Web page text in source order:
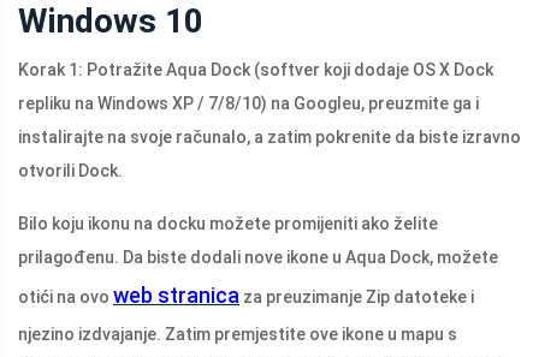
Windows 10
Korak 1: Potražite Aqua Dock (softver koji dodaje OS X Dock
repliku na Windows XP / 7/8/10) na Googleu, preuzmite ga i
instalirajte na svoje računalo, a zatim pokrenite da biste izravno
otvorili Dock.
Bilo koju ikonu na docku možete promijeniti ako želite
prilagođenu. Da biste dodali nove ikone u Aqua Dock, možete
otići na ovo web stranica za preuzimanje Zip datoteke i
njezino izdvajanje. Zatim premjestite ove ikone u mapu s